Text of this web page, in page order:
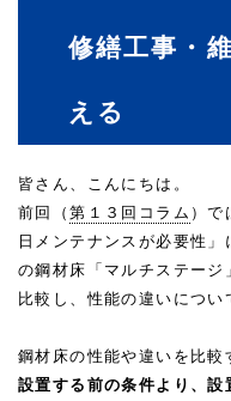
修繕工事・
える
皆さん、こんにちは。
前回（第１３回コラム ）で
日メンテナンスが必要性
の鋼材床「マルチステー
比較し、性能の違いについ
鋼材床の性能や違いを比較
設置する前の条件より、